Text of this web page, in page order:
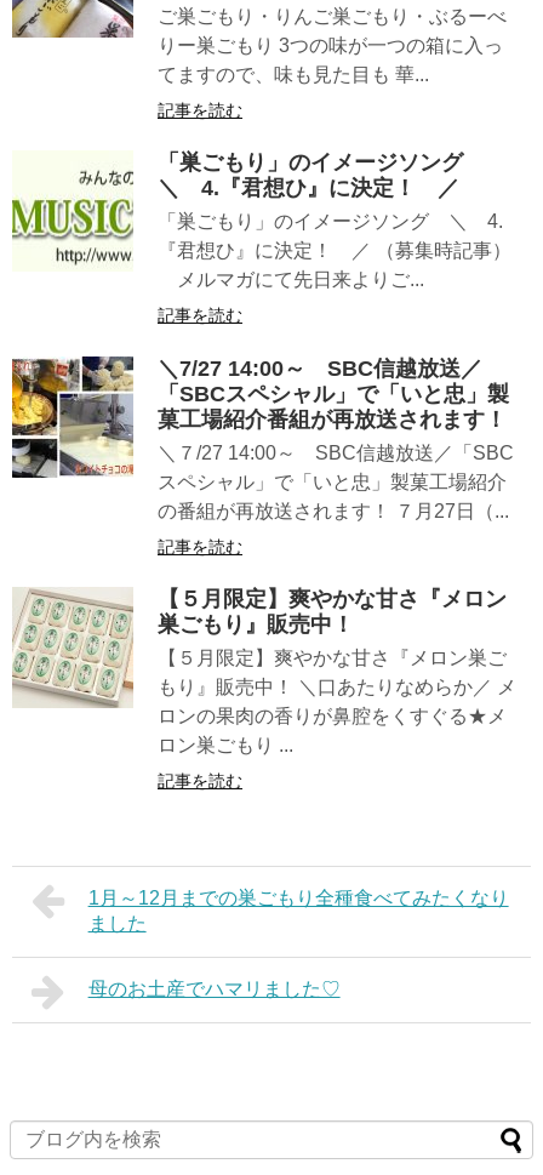
ご巣ごもり・りんご巣ごもり・ぶるーべ
りー巣ごもり 3つの味が一つの箱に入っ
てますので、味も見た目も 華...
記事を読む
「巣ごもり」のイメージソング
＼ 4.『君想ひ』に決定！ ／
「巣ごもり」のイメージソング ＼ 4.
『君想ひ』に決定！ ／ （募集時記事）
メルマガにて先日来よりご...
記事を読む
＼7/27 14:00～ SBC信越放送／
「SBCスペシャル」で「いと忠」製
菓工場紹介番組が再放送されます！
＼７/27 14:00～ SBC信越放送／「SBC
スペシャル」で「いと忠」製菓工場紹介
の番組が再放送されます！ ７月27日（...
記事を読む
【５月限定】爽やかな甘さ『メロン
巣ごもり』販売中！
【５月限定】爽やかな甘さ『メロン巣ご
もり』販売中！ ＼口あたりなめらか／ メ
ロンの果肉の香りが鼻腔をくすぐる★メ
ロン巣ごもり ...
記事を読む
1月～12月までの巣ごもり全種食べてみたくなり
ました
母のお土産でハマリました♡